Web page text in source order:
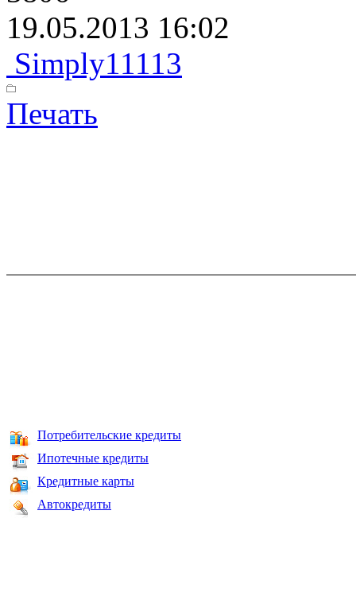
19.05.2013 16:02
Simply11113
Печать
Потребительские кредиты
Ипотечные кредиты
Кредитные карты
Автокредиты